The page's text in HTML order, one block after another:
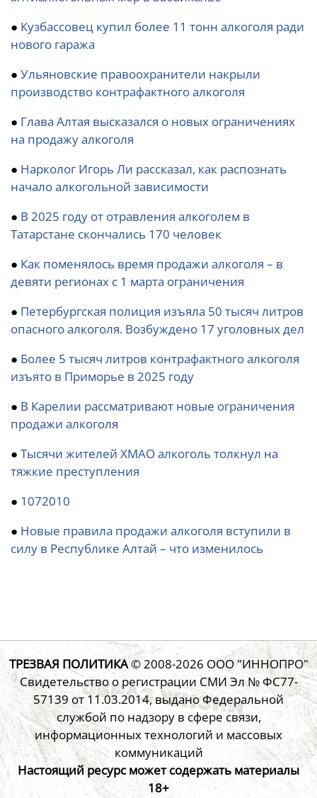
● Кузбассовец купил более 11 тонн алкоголя ради
нового гаража
● Ульяновские правоохранители накрыли
производство контрафактного алкоголя
● Глава Алтая высказался о новых ограничениях
на продажу алкоголя
● Нарколог Игорь Ли рассказал, как распознать
начало алкогольной зависимости
● В 2025 году от отравления алкоголем в
Татарстане скончались 170 человек
● Как поменялось время продажи алкоголя – в
девяти регионах с 1 марта ограничения
● Петербургская полиция изъяла 50 тысяч литров
опасного алкоголя. Возбуждено 17 уголовных дел
● Более 5 тысяч литров контрафактного алкоголя
изъято в Приморье в 2025 году
● В Карелии рассматривают новые ограничения
продажи алкоголя
● Тысячи жителей ХМАО алкоголь толкнул на
тяжкие преступления
● 1072010
● Новые правила продажи алкоголя вступили в
силу в Республике Алтай – что изменилось
ТРЕЗВАЯ ПОЛИТИКА© 2008-2026 ООО "ИННОПРО"
Свидетельство о регистрации СМИ Эл № ФС77-
57139 от 11.03.2014, выдано Федеральной
службой по надзору в сфере связи,
информационных технологий и массовых
коммуникаций
Настоящий ресурс может содержать материалы
18+